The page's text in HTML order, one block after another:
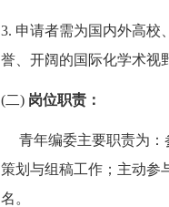
3. 申请者需为国内外高校
誉、开阔的国际化学术视
(二) 岗位职责：
青年编委主要职责为
策划与组稿工作；主动参
名。